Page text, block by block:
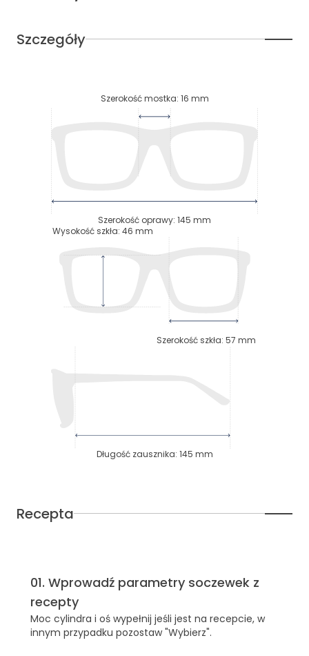
Szczegóły
Szerokość mostka: 16 mm
Szerokość oprawy: 145 mm
Wysokość szkła: 46 mm
Szerokość szkła: 57 mm
Długość zausznika: 145 mm
Recepta
01. Wprowadź parametry soczewek z
recepty
Moc cylindra i oś wypełnij jeśli jest na recepcie, w
innym przypadku pozostaw "Wybierz".